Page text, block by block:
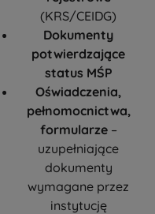
(KRS/CEIDG)
Dokumenty
potwierdzające
status MŚP
Oświadczenia,
pełnomocnictwa,
formularze–
uzupełniające
dokumenty
wymagane przez
instytucję